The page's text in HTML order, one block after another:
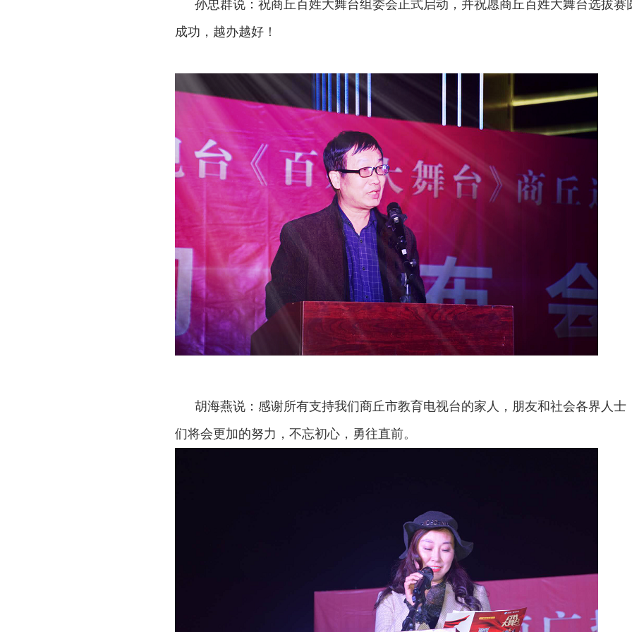
孙忠群说：祝商丘百姓大舞台组委会正式启动，并祝愿商丘百姓大舞台选拔赛
成功，越办越好！
胡海燕说：感谢所有支持我们商丘市教育电视台的家人，朋友和社会各界人士
们将会更加的努力，不忘初心，勇往直前。